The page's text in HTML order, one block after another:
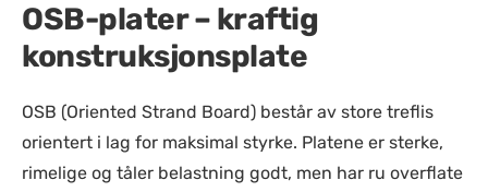
OSB-plater – kraftig
konstruksjonsplate
OSB (Oriented Strand Board) består av store treflis
orientert i lag for maksimal styrke. Platene er sterke,
rimelige og tåler belastning godt, men har ru overflate